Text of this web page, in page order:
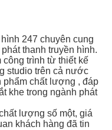
247 chuyên cung
thanh truyền hình.
công trình từ thiết kế
studio trên cả nước
phẩm chất lượng , đáp
khe trong ngành phát
lượng số một, giá
khách hàng đã tin